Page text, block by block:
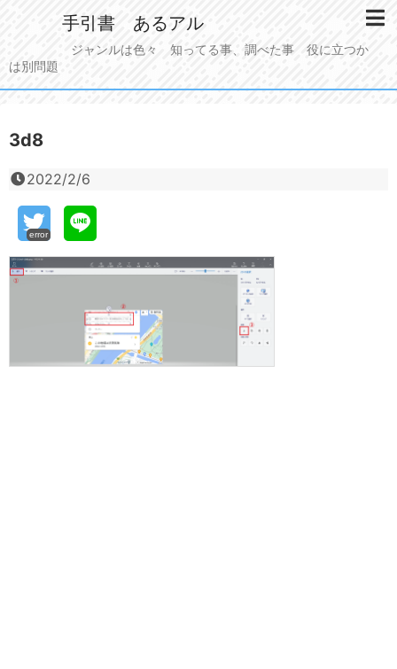
手引書 あるアル
ジャンルは色々 知ってる事、調べた事 役に立つか
は別問題
3d8
2022/2/6
error